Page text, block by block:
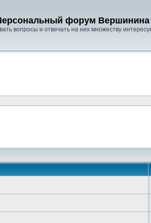
форум
вопросы и отвечать на них множеству